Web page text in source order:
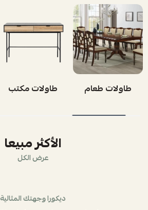
طاولات طعام طاولات مكتب
الأكثر مبيعا
عرض الكل
ديكورا وجهتك المثالية